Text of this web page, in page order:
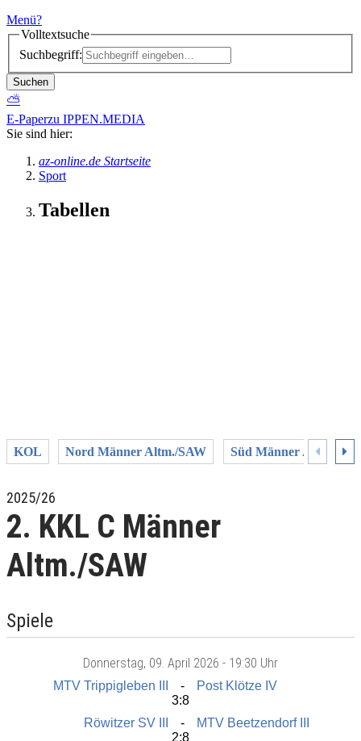
Menü?
Volltextsuche
Suchbegriff:
Suchen
⛅
E-Paperzu IPPEN.MEDIA
Sie sind hier:
az-online.de Startseite
Sport
Tabellen
KOL Nord Männer Altm./SAW Süd Männer Altm./
2025/26
2. KKL C Männer
Altm./SAW
Spiele
Donnerstag, 09. April 2026 - 19:30 Uhr
MTV Trippigleben III
Post Klötze IV
3:8
Röwitzer SV III
MTV Beetzendorf III
2:8